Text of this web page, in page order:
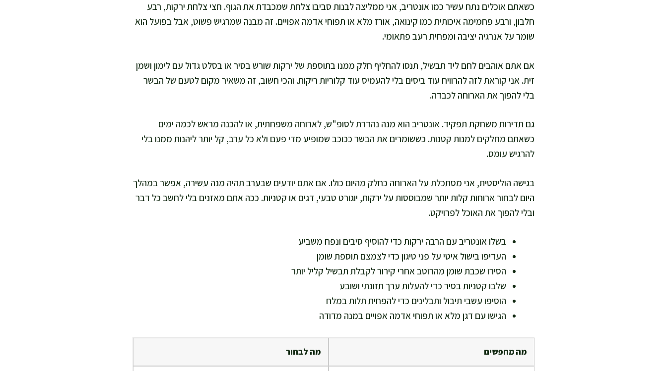
כשאתם אוכלים נתח עשיר כמו אונטריב, אני ממליצה לבנות סביבו צלחת שמכבדת את הגוף. חצי צלחת ירקות, רבע
חלבון, ורבע פחמימה איכותית כמו קינואה, אורז מלא או תפוחי אדמה אפויים. זה מבנה שמרגיש פשוט, אבל בפועל הוא
שומר על אנרגיה יציבה ומפחית רעב פתאומי.
אם אתם אוהבים לחם ליד תבשיל, תנסו להחליף חלק ממנו בתוספת של ירקות שורש בסיר או בסלט גדול עם לימון ושמן
זית. אני קוראת לזה להרוויח עוד ביסים בלי להעמיס עוד קלוריות ריקות. והכי חשוב, זה משאיר מקום לטעם של הבשר
בלי להפוך את הארוחה לכבדה.
גם תדירות משחקת תפקיד. אונטריב הוא מנה נהדרת לסופ"ש, לארוחה משפחתית, או להכנה מראש לכמה ימים
כשאתם מחלקים למנות קטנות. כששומרים את הבשר ככוכב שמופיע מדי פעם ולא כל ערב, קל יותר ליהנות ממנו בלי
להרגיש עומס.
בגישה הוליסטית, אני מסתכלת על הארוחה כחלק מהיום כולו. אם אתם יודעים שבערב תהיה מנה עשירה, אפשר במהלך
היום לבחור ארוחות קלות יותר שמבוססות על ירקות, יוגורט טבעי, דגים או קטניות. ככה אתם מאזנים בלי לחשב כל דבר
ובלי להפוך את האוכל לפרויקט.
בשלו אונטריב עם הרבה ירקות כדי להוסיף סיבים ונפח משביע
העדיפו בישול איטי על פני טיגון כדי לצמצם תוספת שומן
הסירו שכבת שומן מהרוטב אחרי קירור לקבלת תבשיל קליל יותר
שלבו קטניות בסיר כדי להעלות ערך תזונתי ושובע
הוסיפו עשבי תיבול ותבלינים כדי להפחית תלות במלח
הגישו עם דגן מלא או תפוחי אדמה אפויים במנה מדודה
מה מחפשים מה לבחור